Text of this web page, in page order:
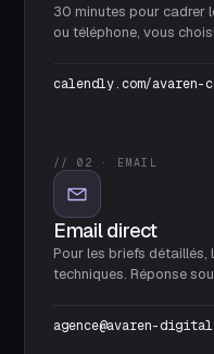
30 minutes pour cadrer
ou téléphone, vous
calendly.com/avaren-
// 02 · EMAIL
Email direct
Pour les briefs détaillés,
techniques. Réponse
agence@avaren-